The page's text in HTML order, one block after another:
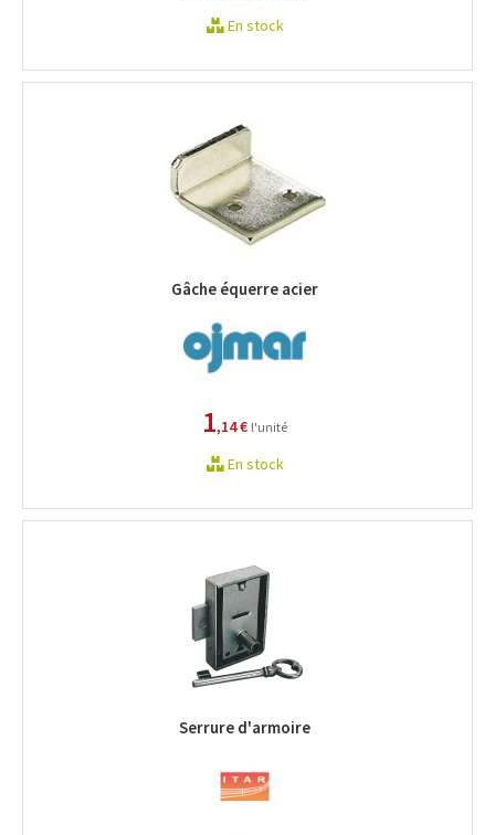
En stock
Gâche équerre acier
1,14 € l'unité
En stock
Serrure d'armoire